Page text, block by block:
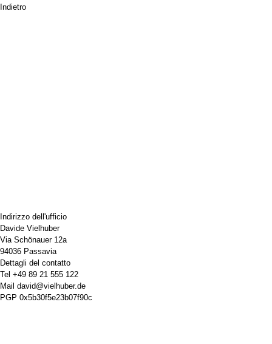
Indietro
Indirizzo dell'ufficio
Davide Vielhuber
Via Schönauer 12a
94036 Passavia
Dettagli del contatto
Tel +49 89 21 555 122
Mail david@vielhuber.de
PGP 0x5b30f5e23b07f90c